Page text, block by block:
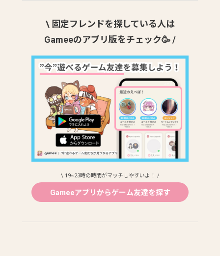
\ 固定フレンドを探している人は
Gameeのアプリ版をチェック🥳 /
\ 19~23時の時間がマッチしやすいよ！ /
Gameeアプリからゲーム友達を探す